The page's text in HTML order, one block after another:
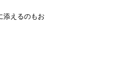
添えるのもお